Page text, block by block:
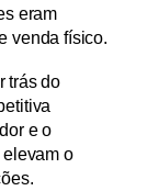
eram
trás do
e o
o